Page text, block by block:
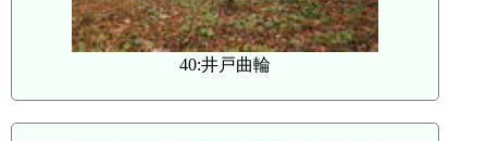
40:井戸曲輪